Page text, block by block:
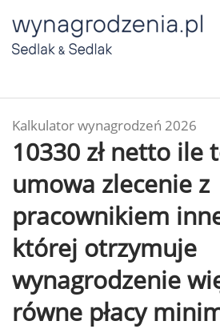
Kalkulator wynagrodzeń 2026
10330 zł netto ile
umowa zlecenie z
pracownikiem
której otrzymuje
wynagrodzenie
równe płacy